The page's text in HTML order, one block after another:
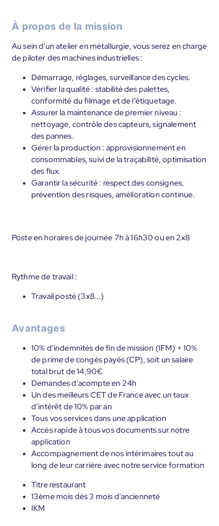
À propos de la mission
Au sein d'un atelier en métallurgie, vous serez en charge
de piloter des machines industrielles :
Démarrage, réglages, surveillance des cycles.
Vérifier la qualité : stabilité des palettes,
conformité du filmage et de l’étiquetage.
Assurer la maintenance de premier niveau :
nettoyage, contrôle des capteurs, signalement
des pannes.
Gérer la production : approvisionnement en
consommables, suivi de la traçabilité, optimisation
des flux.
Garantir la sécurité : respect des consignes,
prévention des risques, amélioration continue.
Poste en horaires de journée 7h à 16h30 ou en 2x8
Rythme de travail :
Travail posté (3x8...)
Avantages
10% d’indemnités de fin de mission (IFM) + 10%
de prime de congés payés (CP), soit un salaire
total brut de 14,90€
Demandes d’acompte en 24h
Un des meilleurs CET de France avec un taux
d’intérêt de 10% par an
Tous vos services dans une application
Accès rapide à tous vos documents sur notre
application
Accompagnement de nos intérimaires tout au
long de leur carrière avec notre service formation
Titre restaurant
13ème mois dès 3 mois d'ancienneté
IKM